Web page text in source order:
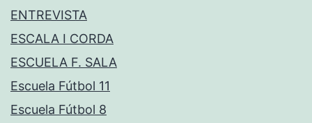
ENTREVISTA
ESCALA I CORDA
ESCUELA F. SALA
Escuela Fútbol 11
Escuela Fútbol 8